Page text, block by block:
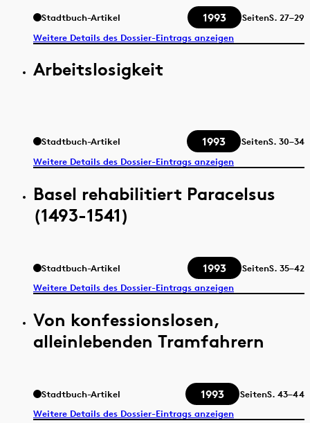
Stadtbuch-Artikel 1993 SeitenS. 27–29
Weitere Details des Dossier-Eintrags anzeigen
Arbeitslosigkeit
Stadtbuch-Artikel 1993 SeitenS. 30–34
Weitere Details des Dossier-Eintrags anzeigen
Basel rehabilitiert Paracelsus
(1493-1541)
Stadtbuch-Artikel 1993 SeitenS. 35–42
Weitere Details des Dossier-Eintrags anzeigen
Von konfessionslosen,
alleinlebenden Tramfahrern
Stadtbuch-Artikel 1993 SeitenS. 43–44
Weitere Details des Dossier-Eintrags anzeigen